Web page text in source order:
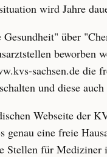
wird Jahre
über
beworben
sachsen.de
und diese auch
Webseite der
genau eine freie
Stellen für